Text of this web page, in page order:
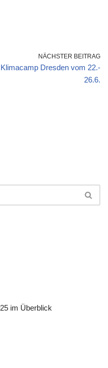
NÄCHSTER BEITRAG
Klimacamp Dresden vom 22.-
26.6.
im Überblick